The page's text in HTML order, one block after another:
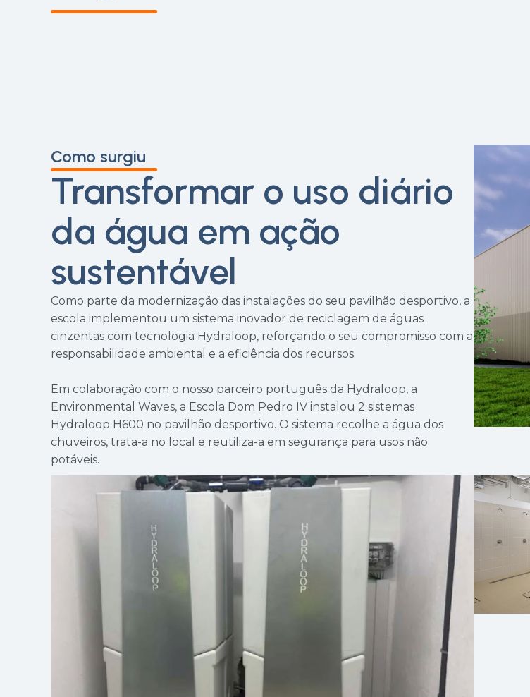
Como surgiu
Transformar o uso diário
da água em ação
sustentável
Como parte da modernização das instalações do seu pavilhão desportivo, a
escola implementou um sistema inovador de reciclagem de águas
cinzentas com tecnologia Hydraloop, reforçando o seu compromisso com a
responsabilidade ambiental e a eficiência dos recursos.
Em colaboração com o nosso parceiro português da Hydraloop, a
Environmental Waves, a Escola Dom Pedro IV instalou 2 sistemas
Hydraloop H600 no pavilhão desportivo. O sistema recolhe a água dos
chuveiros, trata-a no local e reutiliza-a em segurança para usos não
potáveis.